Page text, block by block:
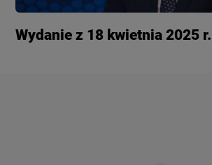
Wydanie z 18 kwietnia 2025 r.